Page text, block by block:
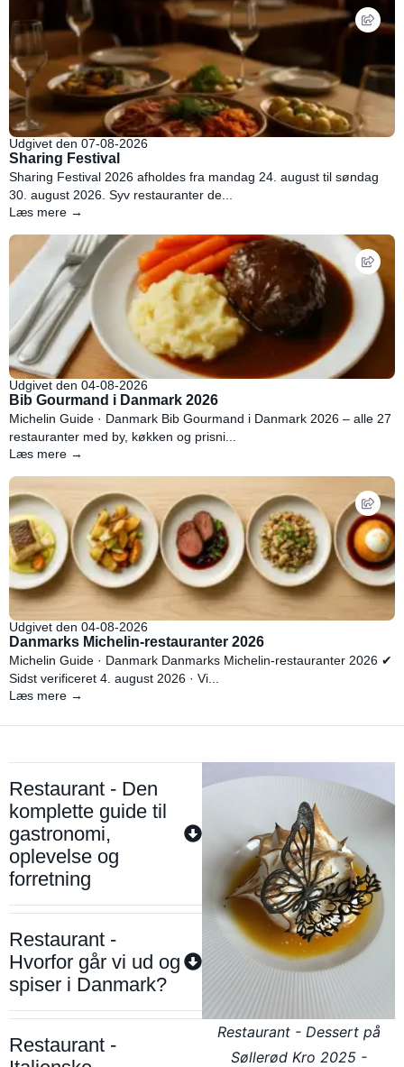
Udgivet den 07-08-2026
Sharing Festival
Sharing Festival 2026 afholdes fra mandag 24. august til søndag
30. august 2026. Syv restauranter de...
Læs mere →
Udgivet den 04-08-2026
Bib Gourmand i Danmark 2026
Michelin Guide · Danmark Bib Gourmand i Danmark 2026 – alle 27
restauranter med by, køkken og prisni...
Læs mere →
Udgivet den 04-08-2026
Danmarks Michelin-restauranter 2026
Michelin Guide · Danmark Danmarks Michelin-restauranter 2026 ✔
Sidst verificeret 4. august 2026 · Vi...
Læs mere →
Restaurant - Den
komplette guide til
gastronomi,
oplevelse og
forretning
Restaurant -
Hvorfor går vi ud og
spiser i Danmark?
Restaurant -
Restaurant - Dessert på
Søllerød Kro 2025 -